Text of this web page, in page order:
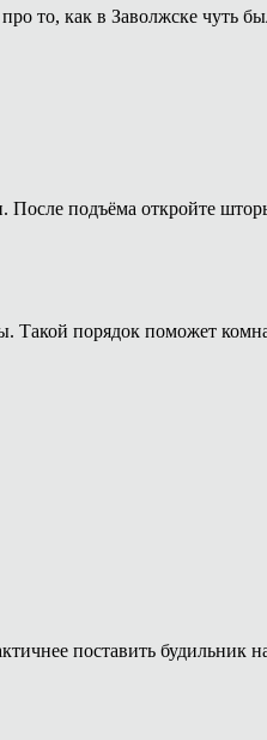
то, как в Заволжске чуть
подъёма откройте
Такой порядок поможет
поставить будильник